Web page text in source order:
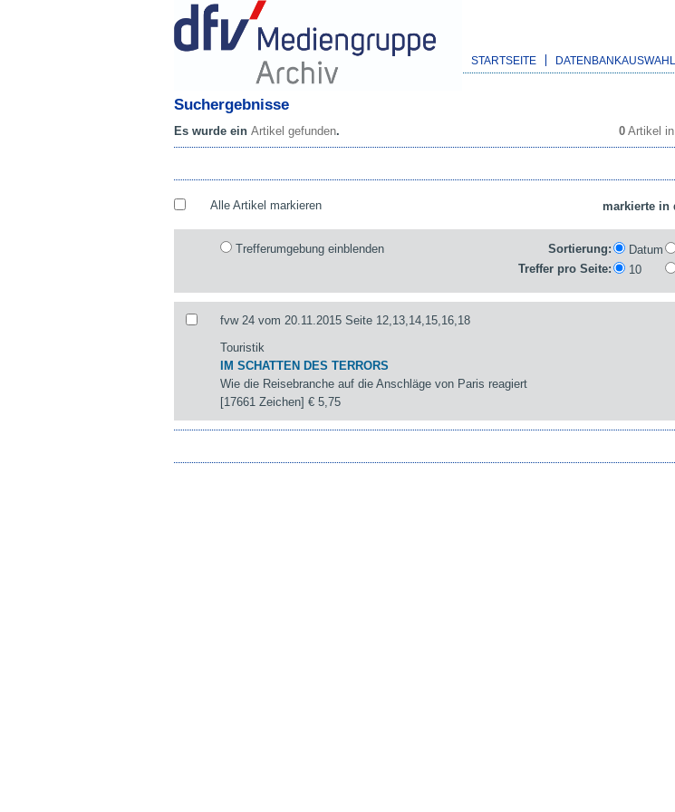
STARTSEITE DATENBANKAUSWAHL
Suchergebnisse
0 Artikel in
Es wurde ein Artikel gefunden.
Alle Artikel markieren
Trefferumgebung einblenden Sortierung: Datum
Treffer pro Seite:
10
fvw 24 vom 20.11.2015 Seite 12,13,14,15,16,18
Touristik
IM SCHATTEN DES TERRORS
Wie die Reisebranche auf die Anschläge von Paris reagiert
[17661 Zeichen]€ 5,75